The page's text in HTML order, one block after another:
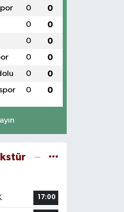
0 0
0 0
0 0
0 0
0 0
0 0
17:00